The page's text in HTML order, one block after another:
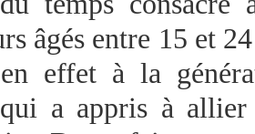
âgés entre 15 et
en effet à la
a appris à allier